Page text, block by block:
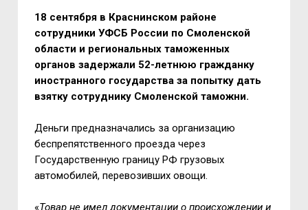
18 сентября в Краснинском районе
сотрудники УФСБ России по Смоленской
области и региональных таможенных
органов задержали 52-летнюю гражданку
иностранного государства за попытку дать
взятку сотруднику Смоленской таможни.
Деньги предназначались за организацию
беспрепятственного проезда через
Государственную границу РФ грузовых
автомобилей, перевозивших овощи.
«Товар не имел документации о происхождении и